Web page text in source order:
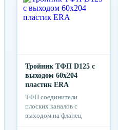
Тройник ТФП D125 с
выходом 60х204
пластик ERA
ТФП соединители
плоских каналов с
выходом на фланец